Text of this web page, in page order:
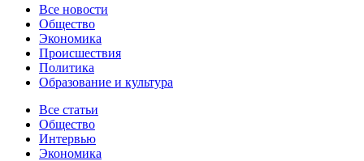
Новости
Все новости
Общество
Экономика
Происшествия
Политика
Образование и культура
Статьи
Все статьи
Общество
Интервью
Экономика